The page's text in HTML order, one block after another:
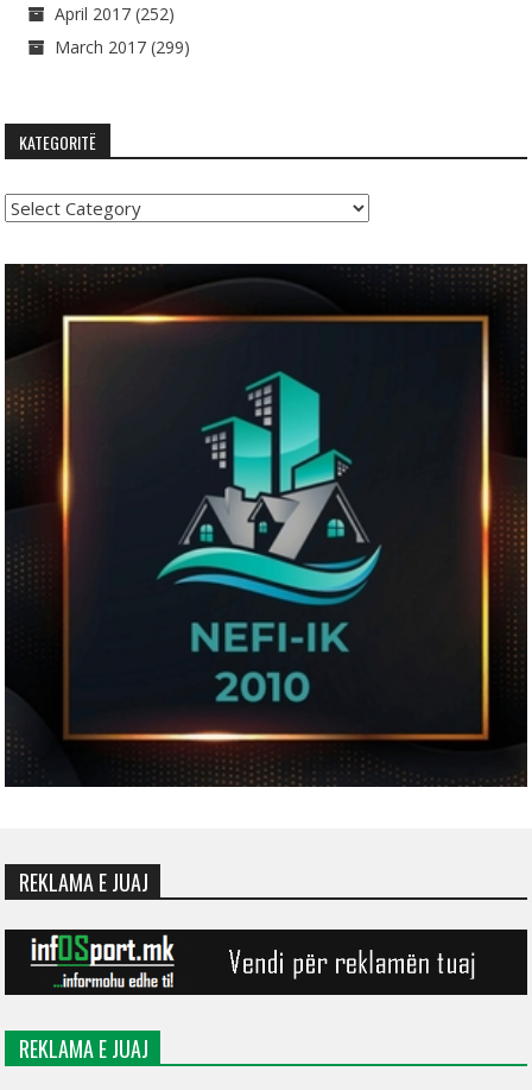
April 2017 (252)
March 2017 (299)
KATEGORITË
Kategoritë
REKLAMA E JUAJ
REKLAMA E JUAJ